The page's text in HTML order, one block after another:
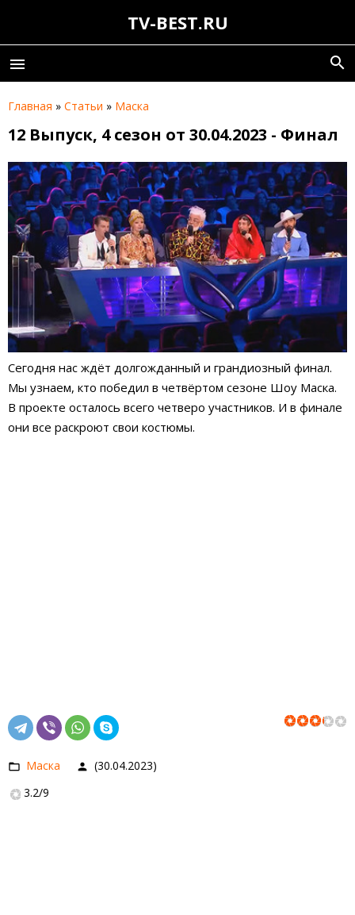
TV-BEST.RU
menu search
Главная » Статьи » Маска
12 Выпуск, 4 сезон от 30.04.2023 - Финал
Сегодня нас ждёт долгожданный и грандиозный финал.
Мы узнаем, кто победил в четвёртом сезоне Шоу Маска.
В проекте осталось всего четверо участников. И в финале
они все раскроют свои костюмы.
Маска
(30.04.2023)
3.2/9